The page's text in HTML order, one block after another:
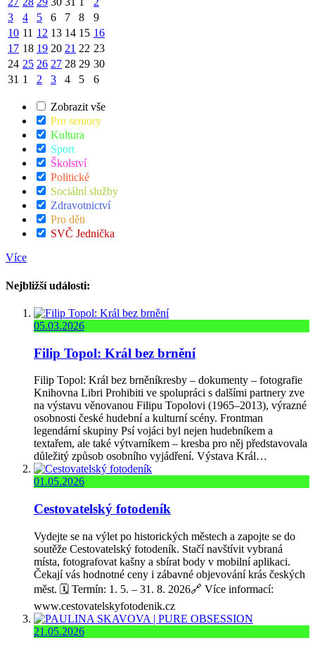
3
4 5 6 7 8
9
10 11 12 13 14 15 16
17 18 19 20 21 22 23
24 25 26 27 28 29 30
31 1 2 3 4 5 6
Zobrazit vše
Pro seniory
Kultura
Sport
Školství
Politické
Sociální služby
Zdravotnictví
Pro děti
SVČ Jednička
Více
Nejbližší události:
05.03.2026
Filip Topol: Král bez brnění
Filip Topol: Král bez brněníkresby – dokumenty – fotografie
Knihovna Libri Prohibiti ve spolupráci s dalšími partnery zve
na výstavu věnovanou Filipu Topolovi (1965–2013), výrazné
osobnosti české hudební a kulturní scény. Frontman
legendární skupiny Psí vojáci byl nejen hudebníkem a
textařem, ale také výtvarníkem – kresba pro něj představovala
důležitý způsob osobního vyjádření. Výstava Král…
01.05.2026
Cestovatelský fotodeník
Vydejte se na výlet po historických městech a zapojte se do
soutěže Cestovatelský fotodeník. Stačí navštívit vybraná
místa, fotografovat kašny a sbírat body v mobilní aplikaci.
Čekají vás hodnotné ceny i zábavné objevování krás českých
měst. 🗓️ Termín: 1. 5. – 31. 8. 2026🔗 Více informací:
www.cestovatelskyfotodenik.cz
21.05.2026